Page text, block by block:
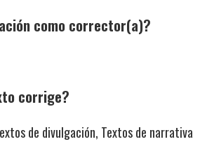
como corrector(a)?
corrige?
de divulgación, Textos de narrativa